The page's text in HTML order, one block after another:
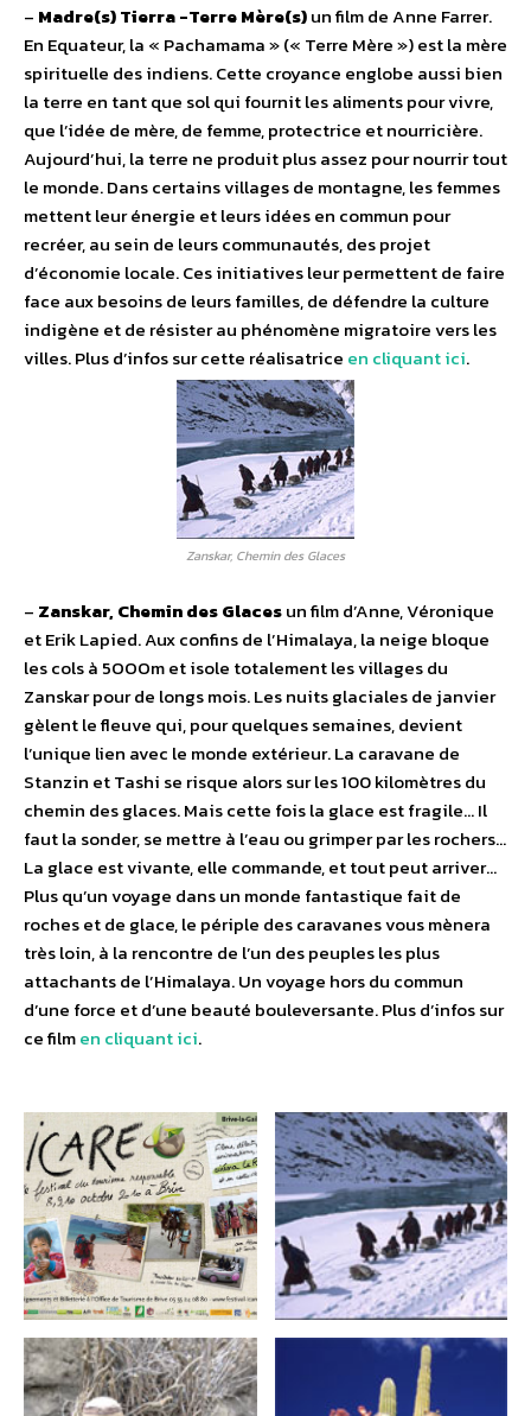
– Madre(s) Tierra -Terre Mère(s)un film de Anne Farrer.
En Equateur, la « Pachamama » (« Terre Mère ») est la mère
spirituelle des indiens. Cette croyance englobe aussi bien
la terre en tant que sol qui fournit les aliments pour vivre,
que l’idée de mère, de femme, protectrice et nourricière.
Aujourd’hui, la terre ne produit plus assez pour nourrir tout
le monde. Dans certains villages de montagne, les femmes
mettent leur énergie et leurs idées en commun pour
recréer, au sein de leurs communautés, des projet
d’économie locale. Ces initiatives leur permettent de faire
face aux besoins de leurs familles, de défendre la culture
indigène et de résister au phénomène migratoire vers les
villes. Plus d’infos sur cette réalisatrice en cliquant ici.
Zanskar, Chemin des Glaces
– Zanskar, Chemin des Glacesun film d’Anne, Véronique
et Erik Lapied. Aux confins de l’Himalaya, la neige bloque
les cols à 5OOOm et isole totalement les villages du
Zanskar pour de longs mois. Les nuits glaciales de janvier
gèlent le fleuve qui, pour quelques semaines, devient
l’unique lien avec le monde extérieur. La caravane de
Stanzin et Tashi se risque alors sur les 100 kilomètres du
chemin des glaces. Mais cette fois la glace est fragile… Il
faut la sonder, se mettre à l’eau ou grimper par les rochers…
La glace est vivante, elle commande, et tout peut arriver…
Plus qu’un voyage dans un monde fantastique fait de
roches et de glace, le périple des caravanes vous mènera
très loin, à la rencontre de l’un des peuples les plus
attachants de l’Himalaya. Un voyage hors du commun
d’une force et d’une beauté bouleversante. Plus d’infos sur
ce filmen cliquant ici.